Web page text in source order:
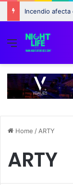
Menu
Home / ARTY
ARTY